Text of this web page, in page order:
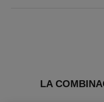
LA